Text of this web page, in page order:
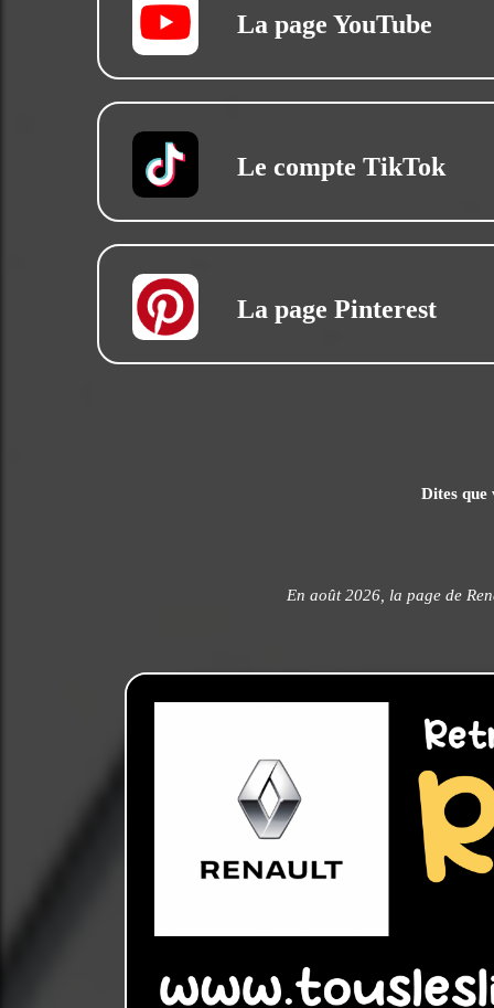
La page YouTube
Le compte TikTok
La page Pinterest
Dites que
En août 2026, la page de